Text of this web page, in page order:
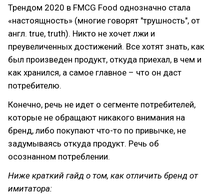
Трендом 2020 в FMCG Food однозначно стала
«настоящность» (многие говорят "трушность", от
англ. true, truth). Никто не хочет лжи и
преувеличенных достижений. Все хотят знать, как
был произведен продукт, откуда приехал, в чем и
как хранился, а самое главное – что он даст
потребителю.
Конечно, речь не идет о сегменте потребителей,
которые не обращают никакого внимания на
бренд, либо покупают что-то по привычке, не
задумываясь откуда продукт. Речь об
осознанном потреблении.
Ниже краткий гайд о том, как отличить бренд от
имитатора: